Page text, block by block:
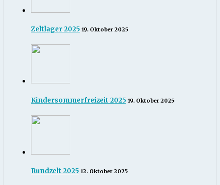
Zeltlager 2025 19. Oktober 2025
Kindersommerfreizeit 2025 19. Oktober 2025
Rundzelt 2025 12. Oktober 2025